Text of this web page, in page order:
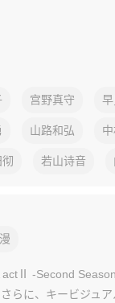
宫野真守
山路和弘
若山诗音
-Second
らに、キービジュ